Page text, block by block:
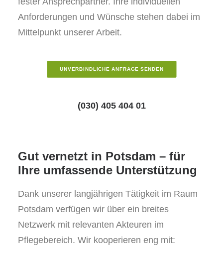
Anforderungen und Wünsche stehen dabei im
Mittelpunkt unserer Arbeit.
UNVERBINDLICHE ANFRAGE SENDEN
(030) 405 404 01
Gut vernetzt in Potsdam – für
Ihre umfassende Unterstützung
Dank unserer langjährigen Tätigkeit im Raum
Potsdam verfügen wir über ein breites
Netzwerk mit relevanten Akteuren im
Pflegebereich. Wir kooperieren eng mit: